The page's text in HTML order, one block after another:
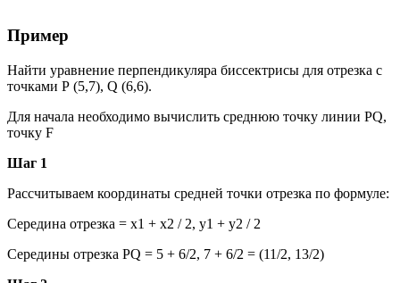
Пример
Найти уравнение перпендикуляра биссектрисы для отрезка с
точками Р (5,7), Q (6,6).
Для начала необходимо вычислить среднюю точку линии PQ,
точку F
Шаг 1
Рассчитываем координаты средней точки отрезка по формуле:
Середина отрезка = x1 + x2 / 2, y1 + y2 / 2
Середины отрезка PQ = 5 + 6/2, 7 + 6/2 = (11/2, 13/2)